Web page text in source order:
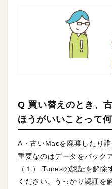
Q 買い替えのとき、
ほうがいいことって何
A・古いMacを廃棄したり
重要なのはデータをバック
（１）iTunesの認証を解
ください。うっかり認証を